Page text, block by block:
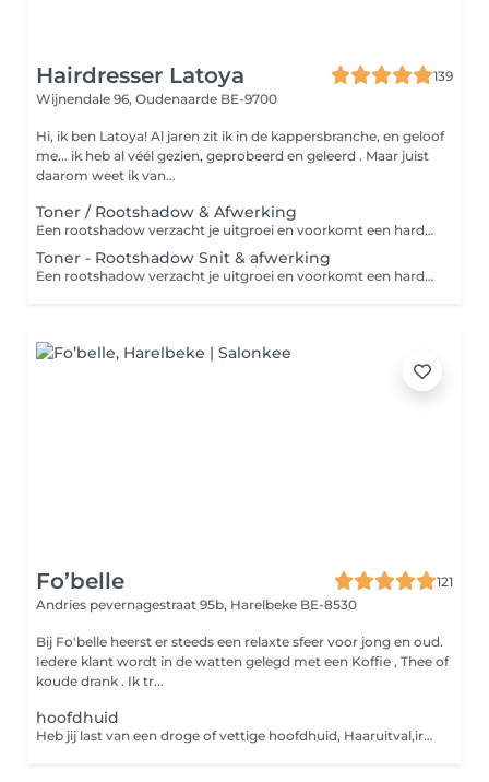
Hairdresser Latoya
139
Wijnendale 96, Oudenaarde BE-9700
Hi, ik ben Latoya! Al jaren zit ik in de kappersbranche, en geloof
me... ik heb al véél gezien, geprobeerd en geleerd . Maar juist
daarom weet ik van...
Toner / Rootshadow & Afwerking
Een rootshadow verzacht je uitgroei en voorkomt een harde lijn zo groeit je kleur mooier uit. De toner frist je kleur op of geeft net dat extraatje: koeler, warmer of net wat zachter Perfect om je kleur langer mooi te houden! Bij zeer dik en/of veel haar zal er een meerprijs worden aangerekend. KORT HAAR - Boven de kaaklijn (pixie, korte bob). HALF LANG HAAR - Van kaaklijn tot schouders (lange bob). LANG HAAR - Vanaf de schouders of langer. Ook bij dik of veel haar.
Toner - Rootshadow Snit & afwerking
Een rootshadow verzacht je uitgroei en voorkomt een harde lijn zo groeit je kleur mooier uit. De toner frist je kleur op of geeft net dat extraatje: koeler, warmer of net wat zachter Perfect om je kleur langer mooi te houden! Bij zeer dik en/of veel haar zal er een meerprijs worden aangerekend. KORT HAAR - Boven de kaaklijn (pixie, korte bob). HALF LANG HAAR - Van kaaklijn tot schouders (lange bob). LANG HAAR - Vanaf de schouders of langer. Ook bij dik of veel haar.
Fo’belle
121
Andries pevernagestraat 95b, Harelbeke BE-8530
Bij Fo'belle heerst er steeds een relaxte sfeer voor jong en oud.
Iedere klant wordt in de watten gelegd met een Koffie , Thee of
koude drank . Ik tr...
hoofdhuid
Heb jij last van een droge of vettige hoofdhuid, Haaruitval,irritaties of jeuk? Dan is deze behandeling precies wat je nodig hebt. Samen bekijken we wat jouw hoofdhuid nodig heeft en stemmen we de behandeling volledig af op jouw situatie. Tijdens de behandeling geniet je van een rustgevend moment, zodat je niet alleen verzorging krijgt, maar ook ontspanning ervaart. Je gaat naar huis met een behandeling op maat én professioneel advies om jouw hoofdhuid weer in balans te brengen. De haren worden gedroogd . Wens je een specifieke afwerking ? dan word deze in rekening gebracht